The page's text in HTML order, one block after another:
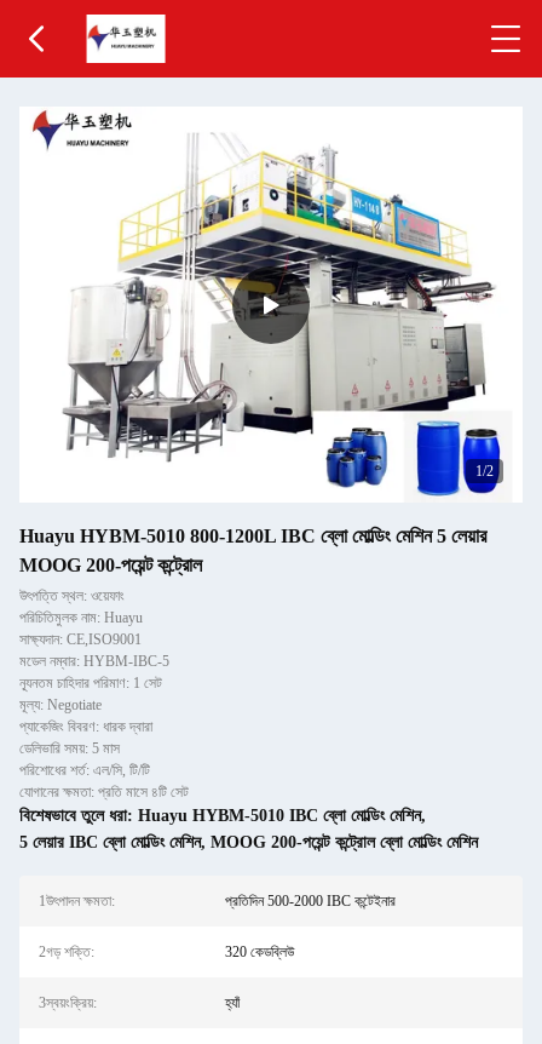
1/2
Huayu HYBM-5010 800-1200L IBC ব্লো মোল্ডিং মেশিন 5 লেয়ার
MOOG 200-পয়েন্ট কন্ট্রোল
উৎপত্তি স্থল: ওয়েফাং
পরিচিতিমুলক নাম: Huayu
সাক্ষ্যদান: CE,ISO9001
মডেল নম্বার: HYBM-IBC-5
ন্যূনতম চাহিদার পরিমাণ: 1 সেট
মূল্য: Negotiate
প্যাকেজিং বিবরণ: ধারক দ্বারা
ডেলিভারি সময়: 5 মাস
পরিশোধের শর্ত: এল/সি, টি/টি
যোগানের ক্ষমতা: প্রতি মাসে ৪টি সেট
বিশেষভাবে তুলে ধরা: Huayu HYBM-5010 IBC ব্লো মোল্ডিং মেশিন,
5 লেয়ার IBC ব্লো মোল্ডিং মেশিন, MOOG 200-পয়েন্ট কন্ট্রোল ব্লো মোল্ডিং মেশিন
1উৎপাদন ক্ষমতা: প্রতিদিন 500-2000 IBC কন্টেইনার
2গড় শক্তি: 320 কেডব্লিউ
3স্বয়ংক্রিয়: হ্যাঁ